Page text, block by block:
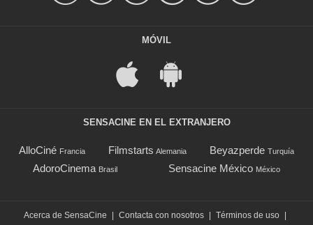
MÓVIL
SENSACINE EN EL EXTRANJERO
AlloCiné Francia Filmstarts Alemania Beyazperde Turquía
AdoroCinema Brasil Sensacine México México
Acerca de SensaCine Contacta con nosotros Términos de uso